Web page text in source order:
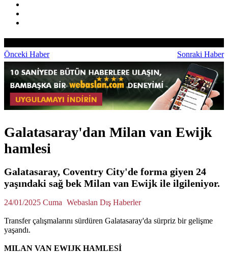
Önceki Haber Sonraki Haber
Galatasaray'dan Milan van Ewijk
hamlesi
Galatasaray, Coventry City'de forma giyen 24
yaşındaki sağ bek Milan van Ewijk ile ilgileniyor.
24/01/2025 Cuma Webaslan Dış Haberler
Transfer çalışmalarını sürdüren Galatasaray'da sürpriz bir gelişme
yaşandı.
MILAN VAN EWIJK HAMLESİ